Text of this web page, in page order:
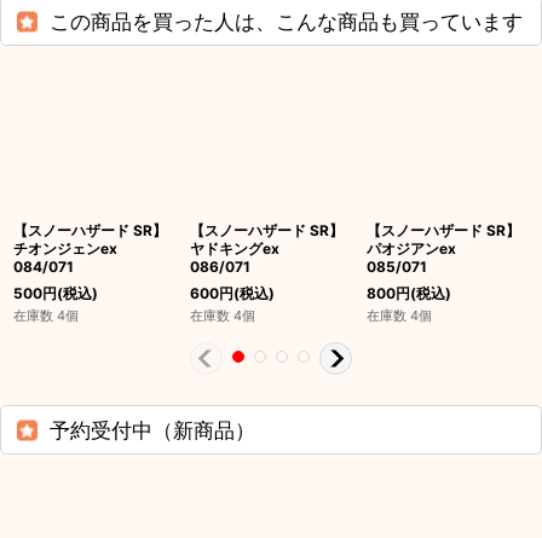
この商品を買った人は、こんな商品も買っています
【スノーハザード SR】
チオンジェンex
084/071
500円(税込)
在庫数 4個
【スノーハザード SR】
ヤドキングex
086/071
600円(税込)
在庫数 4個
【スノーハザード SR】
パオジアンex
085/071
800円(税込)
在庫数 4個
予約受付中（新商品）